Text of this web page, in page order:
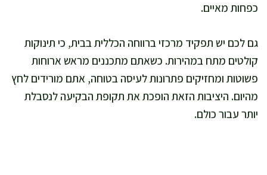
כפחות מאיים.
גם לכם יש תפקיד מרכזי ברווחה הכללית בבית, כי תינוקות
קולטים מתח במהירות. כשאתם מתכננים מראש ארוחות
פשוטות ומחזיקים פתרונות לעיסה בטוחה, אתם מורידים לחץ
מהיום. היציבות הזאת הופכת את תקופת הבקיעה לנסבלת
יותר עבור כולם.